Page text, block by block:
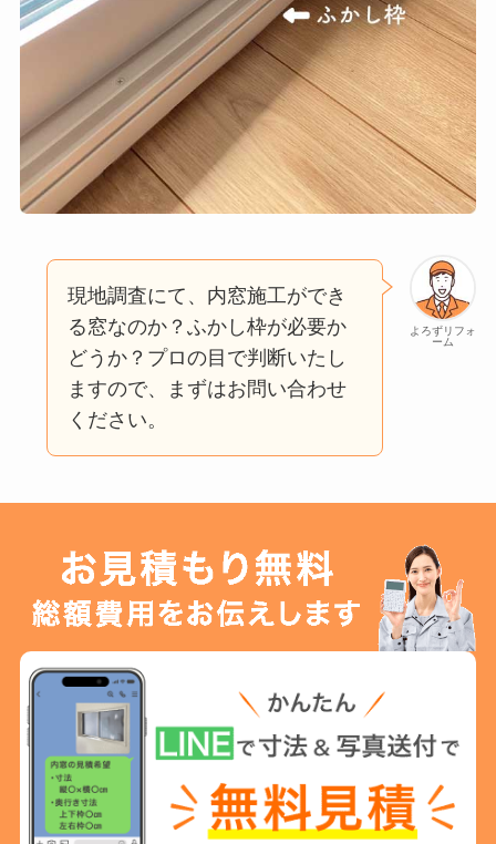
よろずリフォ
ーム
現地調査にて、内窓施工ができ
る窓なのか？ふかし枠が必要か
どうか？プロの目で判断いたし
ますので、まずはお問い合わせ
ください。